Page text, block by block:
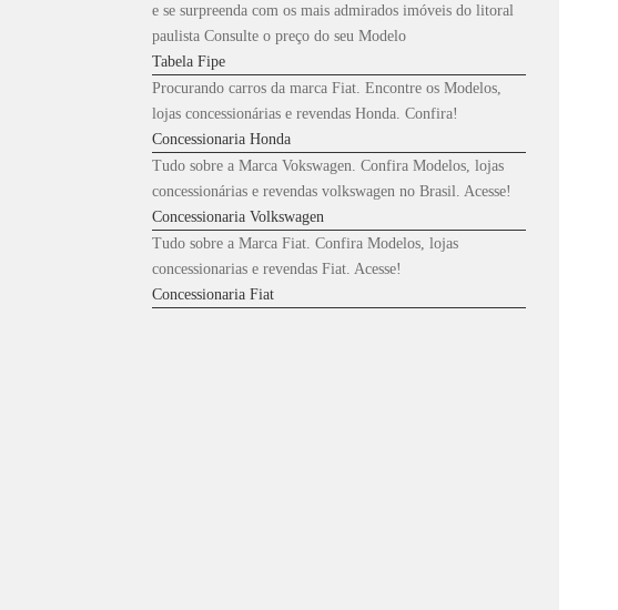
e se surpreenda com os mais admirados imóveis do litoral
paulista Consulte o preço do seu Modelo
Tabela Fipe
Procurando carros da marca Fiat. Encontre os Modelos,
lojas concessionárias e revendas Honda. Confira!
Concessionaria Honda
Tudo sobre a Marca Vokswagen. Confira Modelos, lojas
concessionárias e revendas volkswagen no Brasil. Acesse!
Concessionaria Volkswagen
Tudo sobre a Marca Fiat. Confira Modelos, lojas
concessionarias e revendas Fiat. Acesse!
Concessionaria Fiat